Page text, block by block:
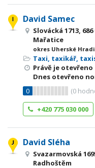
David Samec
Slovácká 1713,
Mařatice
okres Uherské
Taxi, taxikář,
Právě je otevřeno
Dnes otevřeno
0
(0
+420 775 030 000
David Sléha
Svazarmovská
Radhoštěm